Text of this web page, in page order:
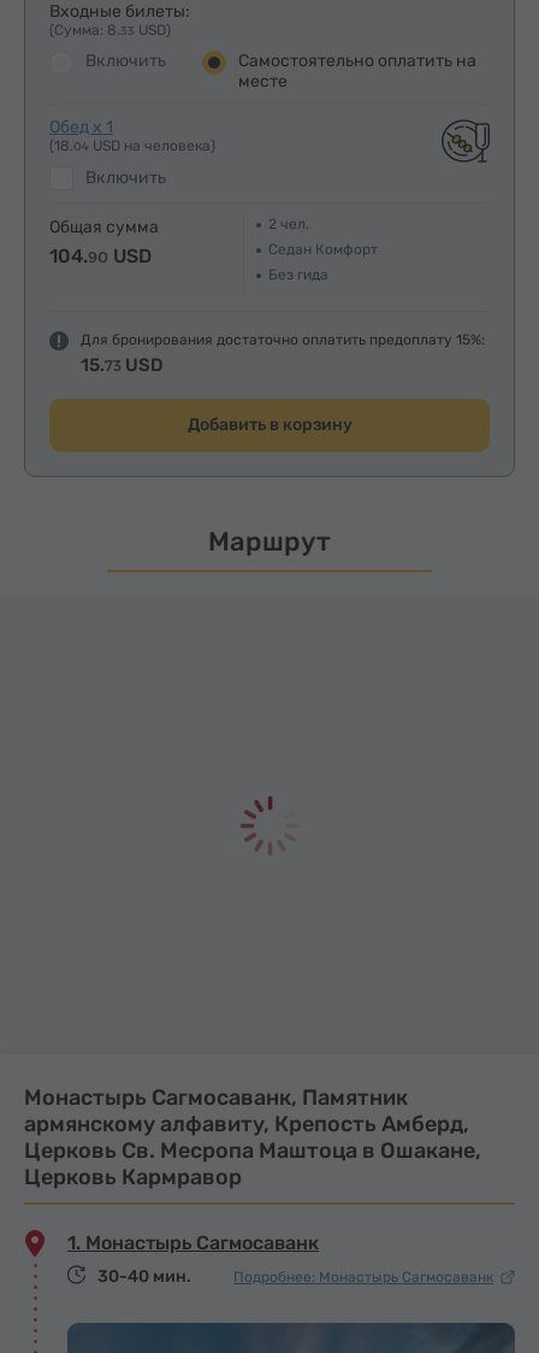
Входные билеты:
(Сумма: 8.33 USD)
Включить
Самостоятельно оплатить на
месте
Обед x 1
(18.04 USD на человека)
Включить
Общая сумма
104.90 USD
2 чел.
Седан Комфорт
Без гида
Для бронирования достаточно оплатить предоплату 15%:
15.73 USD
Добавить в корзину
Маршрут
Монастырь Сагмосаванк, Памятник
армянскому алфавиту, Крепость Амберд,
Церковь Св. Месропа Маштоца в Ошакане,
Церковь Кармравор
1. Монастырь Сагмосаванк
30-40 мин. Подробнее: Монастырь Сагмосаванк